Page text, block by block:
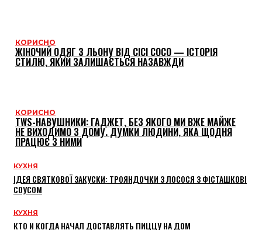
КОРИСНО
ЖІНОЧИЙ ОДЯГ З ЛЬОНУ ВІД CICI COCO — ІСТОРІЯ
СТИЛЮ, ЯКИЙ ЗАЛИШАЄТЬСЯ НАЗАВЖДИ
КОРИСНО
TWS-НАВУШНИКИ: ГАДЖЕТ, БЕЗ ЯКОГО МИ ВЖЕ МАЙЖЕ
НЕ ВИХОДИМО З ДОМУ. ДУМКИ ЛЮДИНИ, ЯКА ЩОДНЯ
ПРАЦЮЄ З НИМИ
КУХНЯ
ІДЕЯ СВЯТКОВОЇ ЗАКУСКИ: ТРОЯНДОЧКИ З ЛОСОСЯ З ФІСТАШКОВІ
СОУСОМ
КУХНЯ
КТО И КОГДА НАЧАЛ ДОСТАВЛЯТЬ ПИЦЦУ НА ДОМ